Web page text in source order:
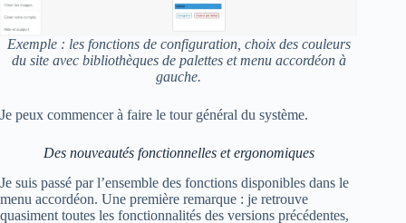
Exemple : les fonctions de configuration, choix des couleurs
du site avec bibliothèques de palettes et menu accordéon à
gauche.
Je peux commencer à faire le tour général du système.
Des nouveautés fonctionnelles et ergonomiques
Je suis passé par l’ensemble des fonctions disponibles dans le
menu accordéon. Une première remarque : je retrouve
quasiment toutes les fonctionnalités des versions précédentes,